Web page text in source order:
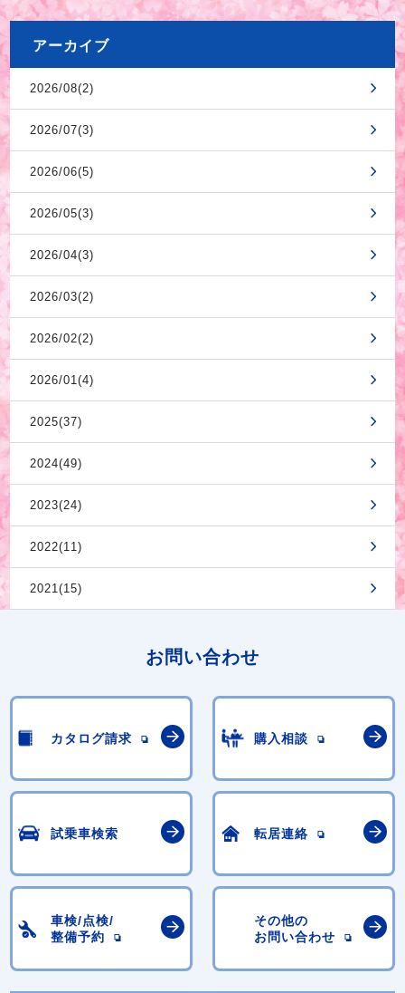
アーカイブ
2026/08(2)
2026/07(3)
2026/06(5)
2026/05(3)
2026/04(3)
2026/03(2)
2026/02(2)
2026/01(4)
2025(37)
2024(49)
2023(24)
2022(11)
2021(15)
お問い合わせ
カタログ請求 購入相談
試乗車検索 転居連絡
車検/点検/
整備予約
その他の
お問い合わせ